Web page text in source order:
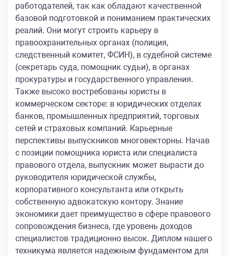
работодателей, так как обладают качественной
базовой подготовкой и пониманием практических
реалий. Они могут строить карьеру в
правоохранительных органах (полиция,
следственный комитет, ФСИН), в судебной системе
(секретарь суда, помощник судьи), в органах
прокуратуры и государственного управления.
Также высоко востребованы юристы в
коммерческом секторе: в юридических отделах
банков, промышленных предприятий, торговых
сетей и страховых компаний. Карьерные
перспективы выпускников многовекторны. Начав
с позиции помощника юриста или специалиста
правового отдела, выпускник может вырасти до
руководителя юридической службы,
корпоративного консультанта или открыть
собственную адвокатскую контору. Знание
экономики дает преимущество в сфере правового
сопровождения бизнеса, где уровень доходов
специалистов традиционно высок. Диплом нашего
техникума является надежным фундаментом для